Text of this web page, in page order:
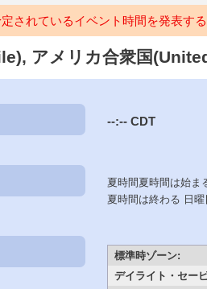
されているイベント時間を発表する
アメリカ合衆国
--:-- CDT
夏時間夏時間は始ま
夏時間は終わる 日
標準時ゾーン:
デイライト・セー